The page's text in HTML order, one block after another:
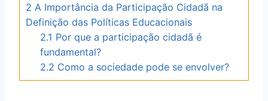
2 A Importância da Participação Cidadã na
Definição das Políticas Educacionais
2.1 Por que a participação cidadã é
fundamental?
2.2 Como a sociedade pode se envolver?